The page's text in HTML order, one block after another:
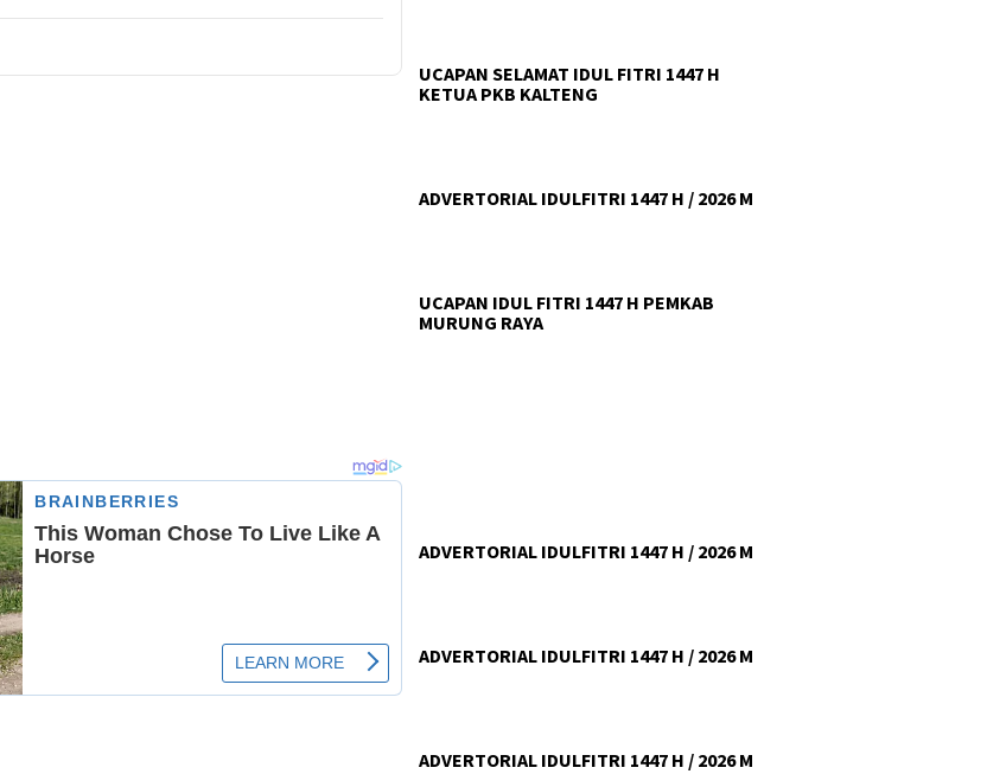
UCAPAN SELAMAT IDUL FITRI 1447 H
KETUA PKB KALTENG
ADVERTORIAL IDULFITRI 1447 H / 2026 M
UCAPAN IDUL FITRI 1447 H PEMKAB
MURUNG RAYA
ADVERTORIAL IDULFITRI 1447 H / 2026 M
ADVERTORIAL IDULFITRI 1447 H / 2026 M
ADVERTORIAL IDULFITRI 1447 H / 2026 M